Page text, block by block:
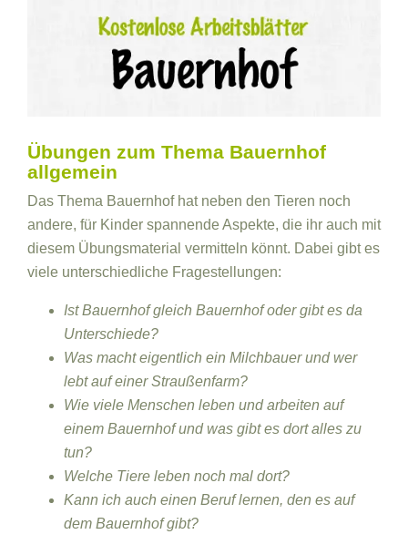
Übungen zum Thema Bauernhof
allgemein
Das Thema Bauernhof hat neben den Tieren noch
andere, für Kinder spannende Aspekte, die ihr auch mit
diesem Übungsmaterial vermitteln könnt. Dabei gibt es
viele unterschiedliche Fragestellungen:
Ist Bauernhof gleich Bauernhof oder gibt es da
Unterschiede?
Was macht eigentlich ein Milchbauer und wer
lebt auf einer Straußenfarm?
Wie viele Menschen leben und arbeiten auf
einem Bauernhof und was gibt es dort alles zu
tun?
Welche Tiere leben noch mal dort?
Kann ich auch einen Beruf lernen, den es auf
dem Bauernhof gibt?